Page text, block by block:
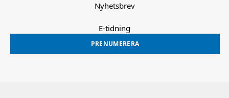
Nyhetsbrev
E-tidning
PRENUMERERA